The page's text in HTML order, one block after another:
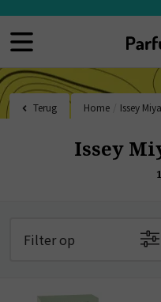
Terug Home Issey
Issey
1
Filter op